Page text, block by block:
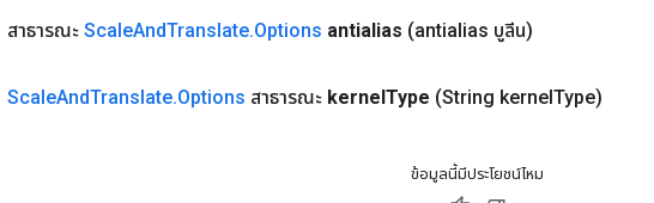
สาธารณะ ScaleAndTranslate.Options antialias (antialias บูลีน)
ScaleAndTranslate.Options สาธารณะ kernelType (String kernelType)
ข้อมูลนี้มีประโยชน์ไหม